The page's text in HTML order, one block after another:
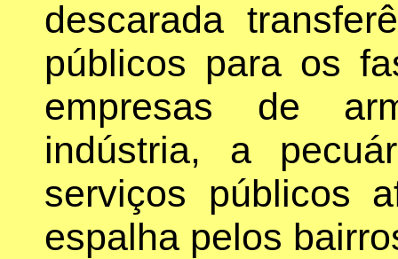
descarada
públicos para os
empresas de
indústria, a
serviços públicos
espalha pelos